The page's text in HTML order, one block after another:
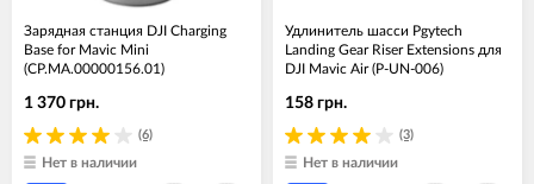
Зарядная станция DJI Charging
Base for Mavic Mini
(CP.MA.00000156.01)
(6)
1 370 грн.
Нет в наличии
Удлинитель шасси Pgytech
Landing Gear Riser Extensions для
DJI Mavic Air (P-UN-006)
(3)
158 грн.
Нет в наличии